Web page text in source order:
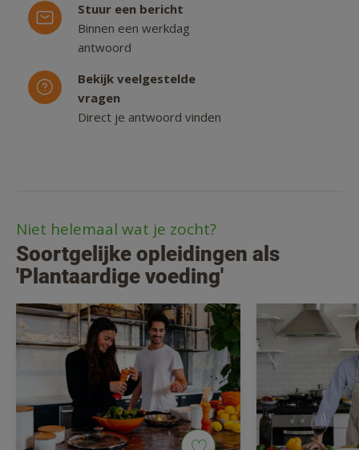
Stuur een bericht
Binnen een werkdag
antwoord
Bekijk veelgestelde
vragen
Direct je antwoord vinden
Niet helemaal wat je zocht?
Soortgelijke opleidingen als
'Plantaardige voeding'